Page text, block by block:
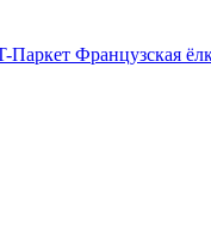
Паркет Французская